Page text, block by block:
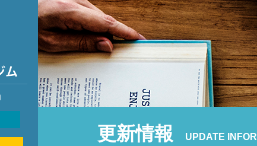
更新情報 UPDATE